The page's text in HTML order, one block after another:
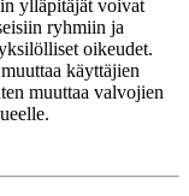
ylläpitäjät voivat
ryhmiin ja
oikeudet.
käyttäjien
muuttaa valvojien